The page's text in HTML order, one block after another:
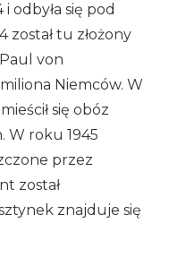
i odbyła się pod
został tu złożony
von
Niemców. W
się obóz
W roku 1945
przez
został
znajduje się